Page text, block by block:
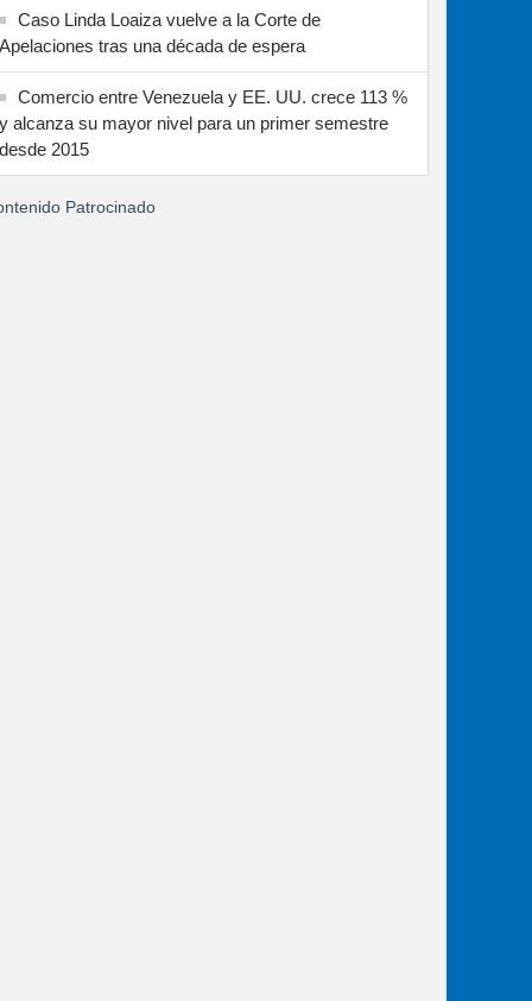
Caso Linda Loaiza vuelve a la Corte de
Apelaciones tras una década de espera
Comercio entre Venezuela y EE. UU. crece 113 %
y alcanza su mayor nivel para un primer semestre
desde 2015
Patrocinado